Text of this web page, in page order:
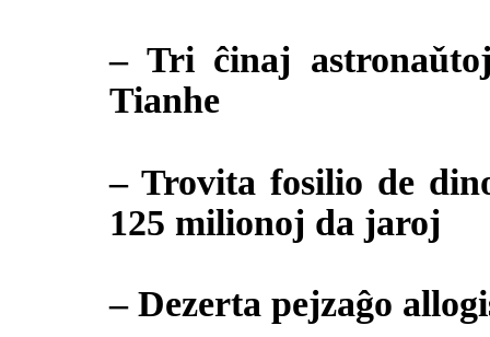
– Tri ĉinaj
Tianhe
– Trovita fosilio de
125 milionoj da jaroj
– Dezerta pejzaĝo